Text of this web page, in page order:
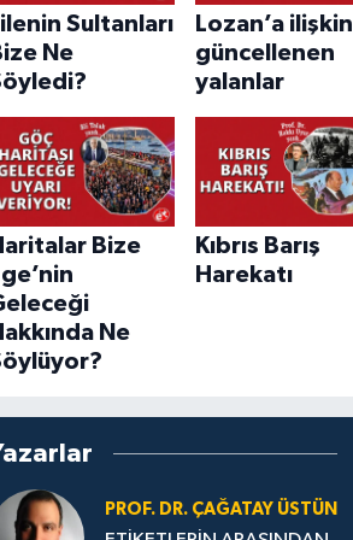
Sultanları
Ne
Lozan’a ilişkin
güncellenen
yalanlar
Bize
Ne
Kıbrıs Barış
Harekatı
PROF. DR. ÇAĞATAY ÜSTÜN